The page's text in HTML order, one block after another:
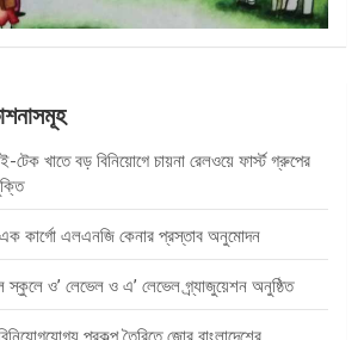
টেক খাতে বড় বিনিয়োগে চায়না রেলওয়ে ফার্স্ট গ্রুপের
কার্গো এলএনজি কেনার প্রস্তাব অনুমোদন
স্কুলে ও’ লেভেল ও এ’ লেভেল গ্র্যাজুয়েশন অনুষ্ঠিত